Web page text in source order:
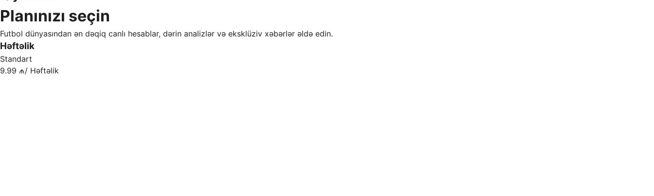
Planınızı seçin
Futbol dünyasından ən dəqiq canlı hesablar, dərin analizlər və eksklüziv xəbərlər əldə edin.
Həftəlik
Standart
9.99 ₼/ Həftəlik